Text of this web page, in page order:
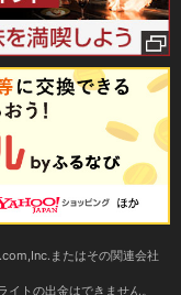
またはその関連会社
トの出金はできません。